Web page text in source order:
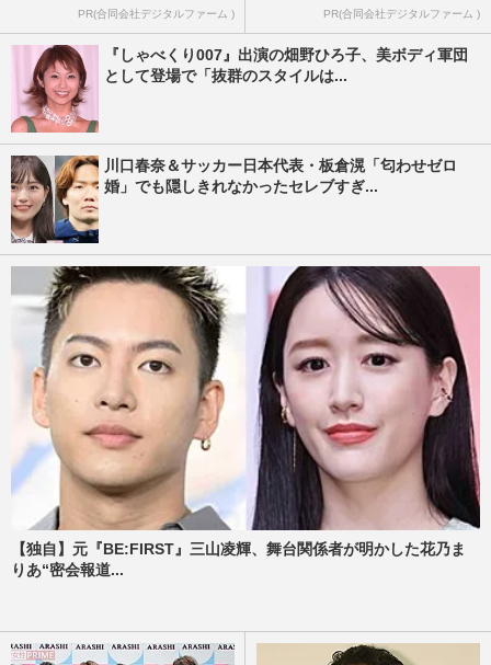
PR(合同会社デジタルファーム ) PR(合同会社デジタルファーム )
『しゃべくり007』出演の畑野ひろ子、美ボディ軍団
として登場で「抜群のスタイルは...
川口春奈＆サッカー日本代表・板倉滉「匂わせゼロ
婚」でも隠しきれなかったセレブすぎ...
【独自】元『BE:FIRST』三山凌輝、舞台関係者が明かした花乃ま
りあ“密会報道...